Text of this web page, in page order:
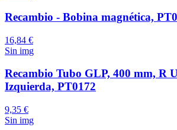
Recambio - Bobina magnética,
16,84 €
Sin img
Recambio Tubo GLP, 400 mm, R
Izquierda, PT0172
9,35 €
Sin img